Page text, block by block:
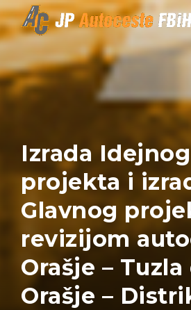
Skip to content
Izrada Idejnog
projekta i
Glavnog
revizijom
Orašje –
Orašje –